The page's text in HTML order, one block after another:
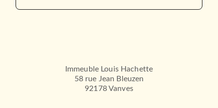
Immeuble Louis Hachette
58 rue Jean Bleuzen
92178 Vanves